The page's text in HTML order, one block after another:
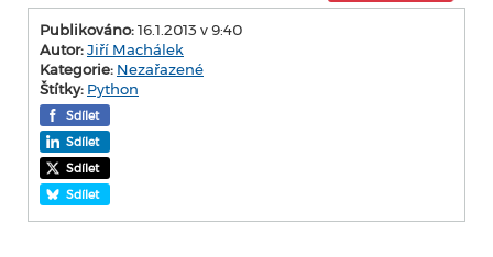
Publikováno:16.1.2013 v 9:40
Autor:Jiří Machálek
Kategorie: Nezařazené
Štítky: Python
Sdílet
Sdílet
Sdílet
Sdílet